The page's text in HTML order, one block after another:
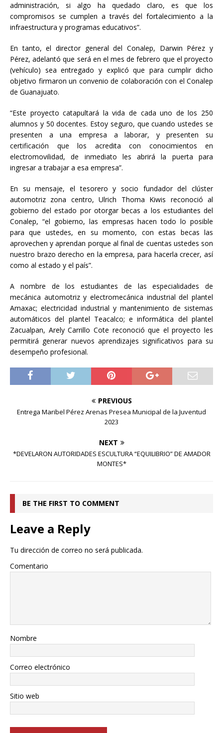
administración, si algo ha quedado claro, es que los
compromisos se cumplen a través del fortalecimiento a la
infraestructura y programas educativos”.
En tanto, el director general del Conalep, Darwin Pérez y
Pérez, adelantó que será en el mes de febrero que el proyecto
(vehículo) sea entregado y explicó que para cumplir dicho
objetivo firmaron un convenio de colaboración con el Conalep
de Guanajuato.
“Este proyecto catapultará la vida de cada uno de los 250
alumnos y 50 docentes. Estoy seguro, que cuando ustedes se
presenten a una empresa a laborar, y presenten su
certificación que los acredita con conocimientos en
electromovilidad, de inmediato les abrirá la puerta para
ingresar a trabajar a esa empresa”.
En su mensaje, el tesorero y socio fundador del clúster
automotriz zona centro, Ulrich Thoma Kiwis reconoció al
gobierno del estado por otorgar becas a los estudiantes del
Conalep, “el gobierno, las empresas hacen todo lo posible
para que ustedes, en su momento, con estas becas las
aprovechen y aprendan porque al final de cuentas ustedes son
nuestro brazo derecho en la empresa, para hacerla crecer, así
como al estado y el país”.
A nombre de los estudiantes de las especialidades de
mecánica automotriz y electromecánica industrial del plantel
Amaxac; electricidad industrial y mantenimiento de sistemas
automáticos del plantel Teacalco; e informática del plantel
Zacualpan, Arely Carrillo Cote reconoció que el proyecto les
permitirá generar nuevos aprendizajes significativos para su
desempeño profesional.
PREVIOUS
Entrega Maribel Pérez Arenas Presea Municipal de la Juventud
2023
NEXT
*DEVELARON AUTORIDADES ESCULTURA “EQUILIBRIO” DE AMADOR
MONTES*
BE THE FIRST TO COMMENT
Leave a Reply
Tu dirección de correo no será publicada.
Comentario
Nombre
Correo electrónico
Sitio web